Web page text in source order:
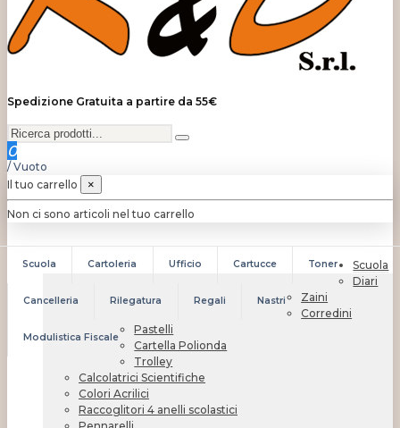
Spedizione Gratuita a partire da 55€
0
/ Vuoto
Il tuo carrello
×
Non ci sono articoli nel tuo carrello
Scuola Cartoleria Ufficio Cartucce Toner
Cancelleria Rilegatura Regali Nastri
Modulistica Fiscale
Scuola
Diari
Zaini
Corredini
Pastelli
Cartella Polionda
Trolley
Calcolatrici Scientifiche
Colori Acrilici
Raccoglitori 4 anelli scolastici